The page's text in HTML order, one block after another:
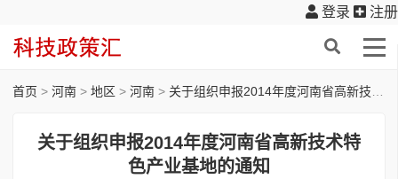
登录 注册
首页 > 河南 > 地区 > 河南 > 关于组织申报2014年度河南省高新技术特色产业基地的通知
关于组织申报2014年度河南省高新技术特
色产业基地的通知